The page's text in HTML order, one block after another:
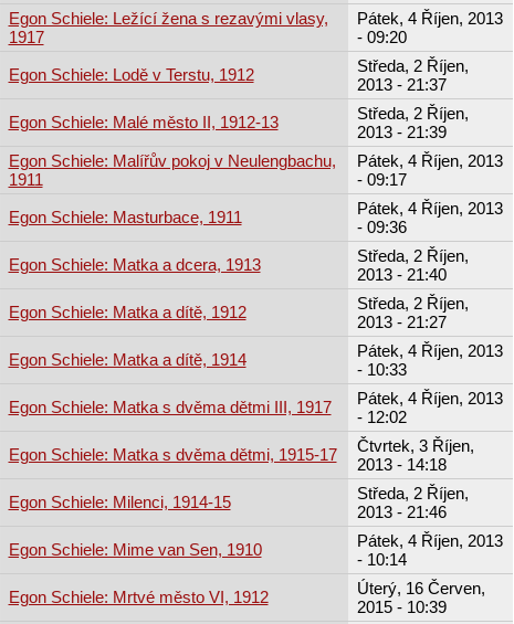
Egon Schiele: Ležící žena s rezavými vlasy,
1917
Pátek, 4 Říjen, 2013
- 09:20
Egon Schiele: Lodě v Terstu, 1912
Středa, 2 Říjen,
2013 - 21:37
Egon Schiele: Malé město II, 1912-13
Středa, 2 Říjen,
2013 - 21:39
Egon Schiele: Malířův pokoj v Neulengbachu,
1911
Pátek, 4 Říjen, 2013
- 09:17
Egon Schiele: Masturbace, 1911
Pátek, 4 Říjen, 2013
- 09:36
Egon Schiele: Matka a dcera, 1913
Středa, 2 Říjen,
2013 - 21:40
Egon Schiele: Matka a dítě, 1912
Středa, 2 Říjen,
2013 - 21:27
Egon Schiele: Matka a dítě, 1914
Pátek, 4 Říjen, 2013
- 10:33
Egon Schiele: Matka s dvěma dětmi III, 1917
Pátek, 4 Říjen, 2013
- 12:02
Egon Schiele: Matka s dvěma dětmi, 1915-17
Čtvrtek, 3 Říjen,
2013 - 14:18
Egon Schiele: Milenci, 1914-15
Středa, 2 Říjen,
2013 - 21:46
Egon Schiele: Mime van Sen, 1910
Pátek, 4 Říjen, 2013
- 10:14
Egon Schiele: Mrtvé město VI, 1912
Úterý, 16 Červen,
2015 - 10:39